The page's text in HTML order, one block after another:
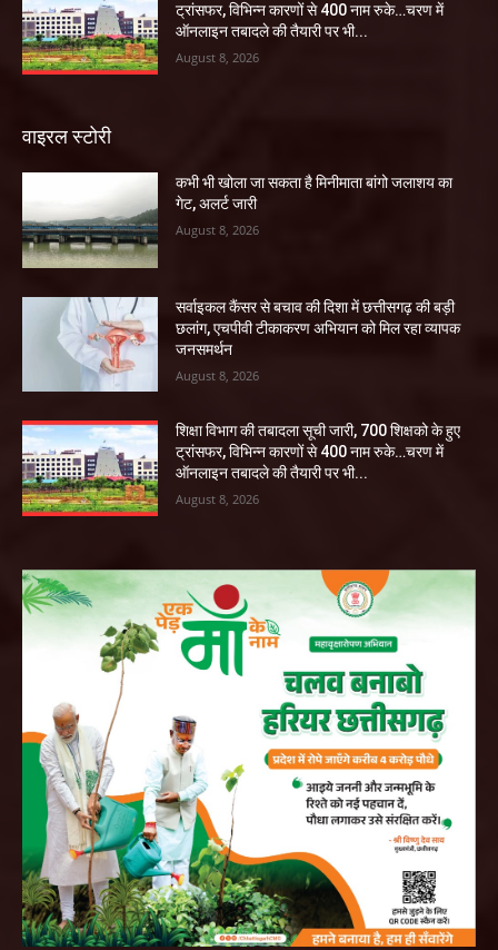
ट्रांसफर, विभिन्न कारणों से 400 नाम रुके…चरण में
ऑनलाइन तबादले की तैयारी पर भी...
August 8, 2026
वाइरल स्टोरी
कभी भी खोला जा सकता है मिनीमाता बांगो जलाशय का
गेट, अलर्ट जारी
August 8, 2026
सर्वाइकल कैंसर से बचाव की दिशा में छत्तीसगढ़ की बड़ी
छलांग, एचपीवी टीकाकरण अभियान को मिल रहा व्यापक
जनसमर्थन
August 8, 2026
शिक्षा विभाग की तबादला सूची जारी, 700 शिक्षको के हुए
ट्रांसफर, विभिन्न कारणों से 400 नाम रुके…चरण में
ऑनलाइन तबादले की तैयारी पर भी...
August 8, 2026